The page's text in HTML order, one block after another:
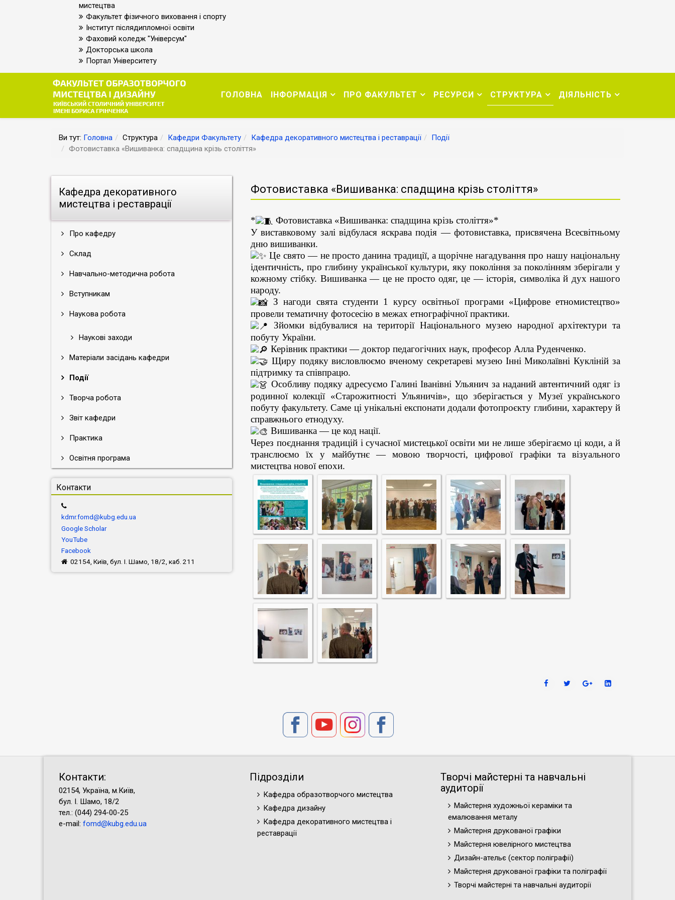
мистецтва
Факультет фізичного виховання і спорту
Інститут післядипломної освіти
Фаховий коледж "Універсум"
Докторська школа
Портал Університету
ГОЛОВНА ІНФОРМАЦІЯ ПРО ФАКУЛЬТЕТ РЕСУРСИ СТРУКТУРА ДІЯЛЬНІСТЬ
Ви тут: Головна Структура Кафедри Факультету Кафедра декоративного мистецтва і реставрації
Події
Фотовиставка «Вишиванка: спадщина крізь століття»
Кафедра декоративного
мистецтва і реставрації
Про кафедру
Склад
Навчально-методична робота
Вступникам
Наукова робота
Наукові заходи
Матеріали засідань кафедри
Події
Творча робота
Звіт кафедри
Практика
Освітня програма
Контакти
kdmr.fomd@kubg.edu.ua
Google Scholar
YouTube
Facebook
02154, Київ, бул. І. Шамо, 18/2, каб. 211
Фотовиставка «Вишиванка: спадщина крізь століття»
*
Фотовиставка «Вишиванка: спадщина крізь століття»*
У виставковому залі відбулася яскрава подія — фотовиставка, присвячена Всесвітньому
дню вишиванки.
Це свято — не просто данина традиції, а щорічне нагадування про нашу національну
ідентичність, про глибину української культури, яку покоління за поколінням зберігали у
кожному стібку. Вишиванка — це не просто одяг, це — історія, символіка й дух нашого
народу.
З нагоди свята студенти 1 курсу освітньої програми «Цифрове етномистецтво»
провели тематичну фотосесію в межах етнографічної практики.
Зйомки відбувалися на території Національного музею народної архітектури та
побуту України.
Керівник практики — доктор педагогічних наук, професор Алла Руденченко.
Щиру подяку висловлюємо вченому секретареві музею Інні Миколаївні Кукліній за
підтримку та співпрацю.
Особливу подяку адресуємо Галині Іванівні Ульянич за наданий автентичний одяг із
родинної колекції «Старожитності Ульяничів», що зберігається у Музеї українського
побуту факультету. Саме ці унікальні експонати додали фотопроєкту глибини, характеру й
справжнього етнодуху.
Вишиванка — це код нації.
Через поєднання традицій і сучасної мистецької освіти ми не лише зберігаємо ці коди, а й
транслюємо їх у майбутнє — мовою творчості, цифрової графіки та візуального
мистецтва нової епохи.
Контакти:
02154, Україна, м.Київ,
бул. І. Шамо, 18/2
тел.: (044) 294-00-25
e-mail: fomd@kubg.edu.ua
Підрозділи
Кафедра образотворчого мистецтва
Кафедра дизайну
Кафедра декоративного мистецтва і
реставрації
Творчі майстерні та навчальні
аудиторії
Майстерня художньої кераміки та
емалювання металу
Майстерня друкованої графіки
Майстерня ювелірного мистецтва
Дизайн-ательє (cектор поліграфії)
Майстерня друкованої графіки та поліграфії
Творчі майстерні та навчальні аудиторії